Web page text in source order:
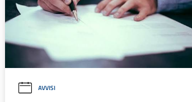
AVVISI